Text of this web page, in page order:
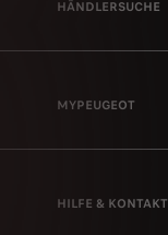
HÄNDLERSUCHE
MYPEUGEOT
HILFE & KONTAKT